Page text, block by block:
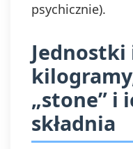
psychicznie).
Jednostki
„stone” i
składnia